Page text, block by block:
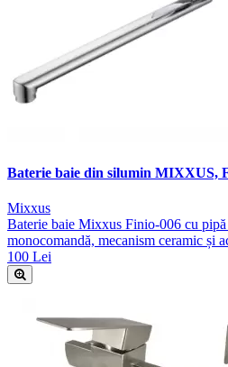
Baterie baie din silumin MIXXUS,
Mixxus
Baterie baie Mixxus Finio-006 cu
monocomandă, mecanism ceramic și
100 Lei